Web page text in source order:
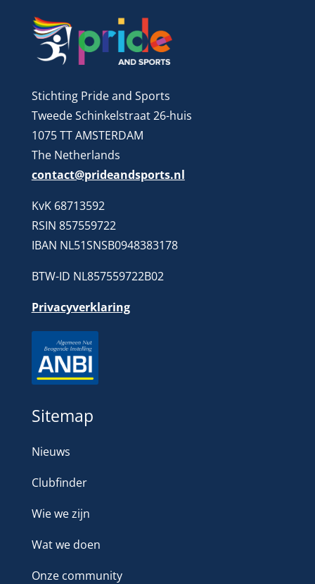
Stichting Pride and Sports
Tweede Schinkelstraat 26-huis
1075 TT AMSTERDAM
The Netherlands
contact@prideandsports.nl
KvK 68713592
RSIN 857559722
IBAN NL51SNSB0948383178
BTW-ID NL857559722B02
Privacyverklaring
Sitemap
Nieuws
Clubfinder
Wie we zijn
Wat we doen
Onze community